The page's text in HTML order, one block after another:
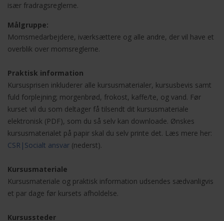
især fradragsreglerne.
Målgruppe:
Momsmedarbejdere, iværksættere og alle andre, der vil have et
overblik over momsreglerne.
Praktisk information
Kursusprisen inkluderer alle kursusmaterialer, kursusbevis samt
fuld forplejning; morgenbrød, frokost, kaffe/te, og vand. Før
kurset vil du som deltager få tilsendt dit kursusmateriale
elektronisk (PDF), som du så selv kan downloade. Ønskes
kursusmaterialet på papir skal du selv printe det. Læs mere her:
CSR | Socialt ansvar (nederst).
Kursusmateriale
Kursusmateriale og praktisk information udsendes sædvanligvis
et par dage før kursets afholdelse.
Kursussteder